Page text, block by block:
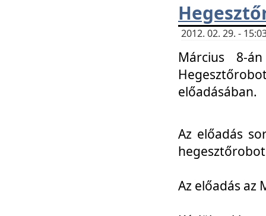
2012. 02. 29. -
Március 8-
előadásában.
Az előadás
Az előadás az